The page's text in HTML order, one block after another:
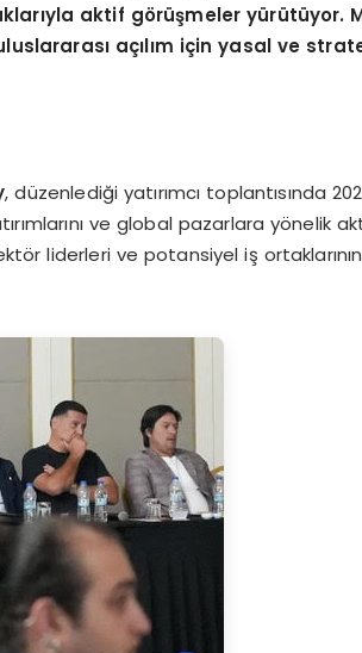
aktif görüşmeler yürütüyor.
açılım için yasal ve
, düzenlediği yatırımcı toplantısında
ve global pazarlara yönelik
liderleri ve potansiyel iş ortaklarının